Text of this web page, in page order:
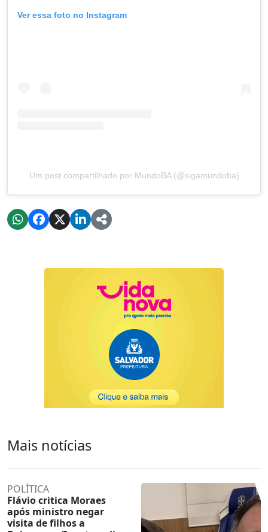
Ver essa foto no Instagram
Um post compartilhado por MundoBA (@sigamundoba)
Mais notícias
POLÍTICA
Flávio critica Moraes
após ministro negar
visita de filhos a